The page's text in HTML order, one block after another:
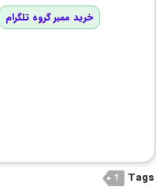
خرید ممبر گروه تلگرام
Tags
?